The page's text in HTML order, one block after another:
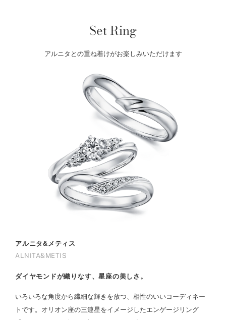
Set Ring
アルニタとの重ね着けがお楽しみいただけます
アルニタ&メティス
ALNITA&METIS
ダイヤモンドが織りなす、星座の美しさ。
いろいろな角度から繊細な輝きを放つ、相性のいいコーディネー
トです。オリオン座の三連星をイメージしたエンゲージリング